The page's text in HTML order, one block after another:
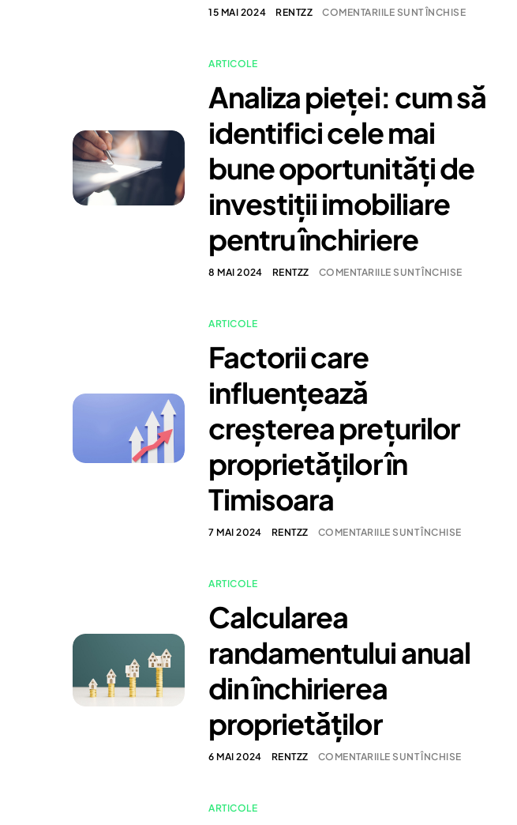
15 MAI 2024 RENTZZ COMENTARIILE SUNT ÎNCHISE
ARTICOLE
Analiza pieței: cum să
identifici cele mai
bune oportunități de
investiții imobiliare
pentru închiriere
8 MAI 2024 RENTZZ COMENTARIILE SUNT ÎNCHISE
ARTICOLE
Factorii care
influențează
creșterea prețurilor
proprietăților în
Timisoara
7 MAI 2024 RENTZZ COMENTARIILE SUNT ÎNCHISE
ARTICOLE
Calcularea
randamentului anual
din închirierea
proprietăților
6 MAI 2024 RENTZZ COMENTARIILE SUNT ÎNCHISE
ARTICOLE